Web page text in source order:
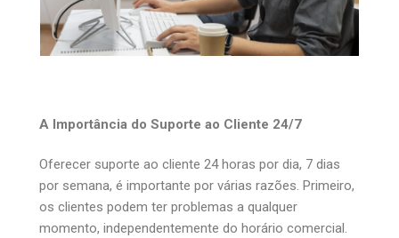
A Importância do Suporte ao Cliente 24/7
Oferecer suporte ao cliente 24 horas por dia, 7 dias
por semana, é importante por várias razões. Primeiro,
os clientes podem ter problemas a qualquer
momento, independentemente do horário comercial.